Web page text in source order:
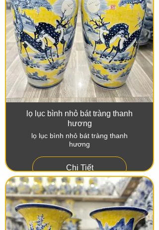
lọ lục bình nhỏ bát tràng thanh
hương
lọ lục bình nhỏ bát tràng thanh
hương
Chi Tiết